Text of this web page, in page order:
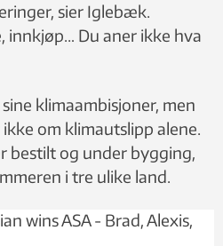
sier Iglebæk.
innkjøp… Du aner ikke hva
klimaambisjoner, men
om klimautslipp alene.
bestilt og under bygging,
i tre ulike land.